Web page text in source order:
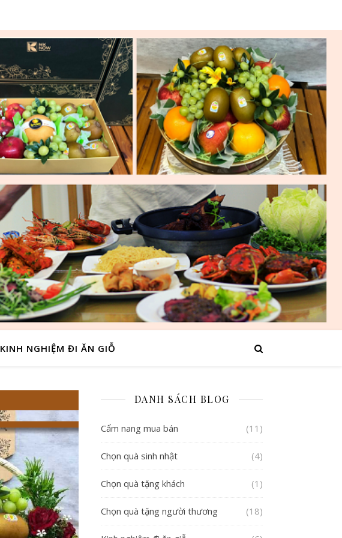
KINH NGHIỆM ĐI ĂN GIỖ
DANH SÁCH BLOG
Cẩm nang mua bán (11)
Chọn quà sinh nhật (4)
Chọn quà tặng khách (1)
Chọn quà tặng người thương (18)